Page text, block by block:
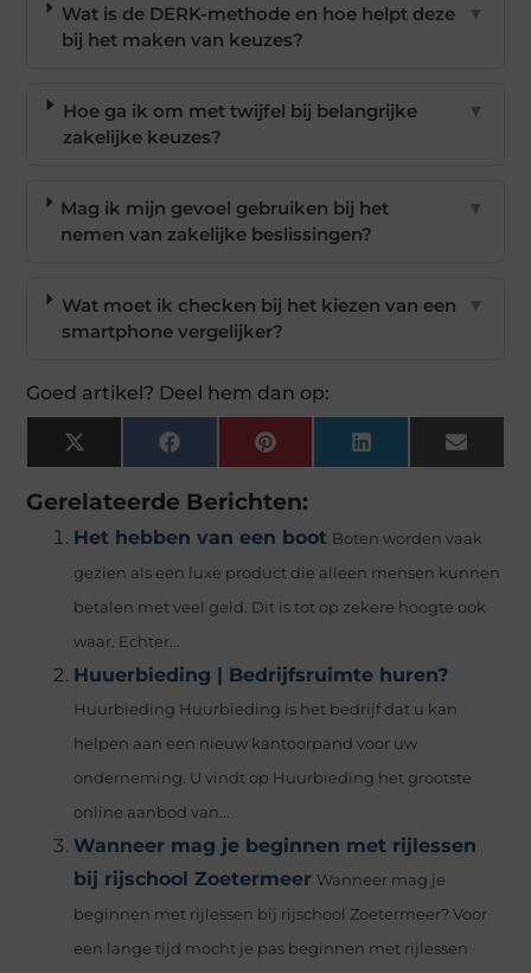
Wat is de DERK-methode en hoe helpt deze
bij het maken van keuzes?
▼
Hoe ga ik om met twijfel bij belangrijke
zakelijke keuzes?
▼
Mag ik mijn gevoel gebruiken bij het
nemen van zakelijke beslissingen?
▼
Wat moet ik checken bij het kiezen van een
smartphone vergelijker?
▼
Goed artikel? Deel hem dan op:
X
(Twitter)
FacebookPinterest LinkedIn Email
Gerelateerde Berichten:
Het hebben van een boot Boten worden vaak
gezien als een luxe product die alleen mensen kunnen
betalen met veel geld. Dit is tot op zekere hoogte ook
waar. Echter...
Huuerbieding | Bedrijfsruimte huren?
Huurbieding Huurbieding is het bedrijf dat u kan
helpen aan een nieuw kantoorpand voor uw
onderneming. U vindt op Huurbieding het grootste
online aanbod van...
Wanneer mag je beginnen met rijlessen
bij rijschool Zoetermeer Wanneer mag je
beginnen met rijlessen bij rijschool Zoetermeer? Voor
een lange tijd mocht je pas beginnen met rijlessen